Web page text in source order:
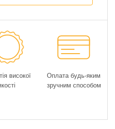
високої
Оплата будь-яким
зручним способом